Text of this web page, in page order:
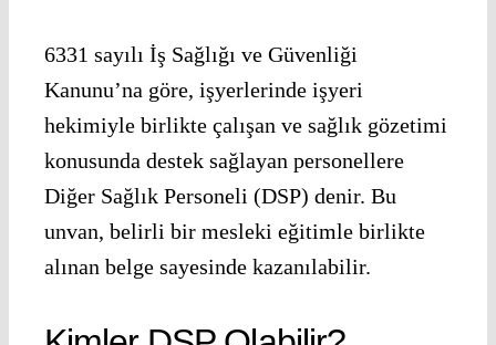
6331 sayılı İş Sağlığı ve Güvenliği
Kanunu’na göre, işyerlerinde işyeri
hekimiyle birlikte çalışan ve sağlık gözetimi
konusunda destek sağlayan personellere
Diğer Sağlık Personeli (DSP) denir. Bu
unvan, belirli bir mesleki eğitimle birlikte
alınan belge sayesinde kazanılabilir.